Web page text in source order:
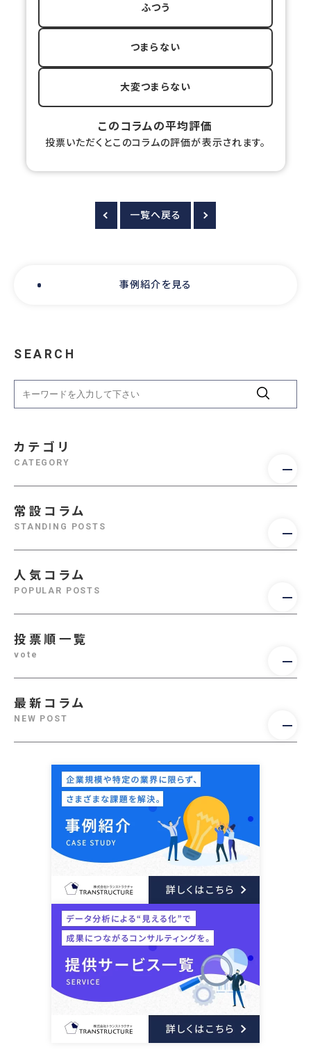
このコラムの平均評価
投票いただくとこのコラムの評価が表示されます。
ふつう
つまらない
大変つまらない
一覧へ戻る
事例紹介を見る
SEARCH
カテゴリ
CATEGORY
常設コラム
STANDING POSTS
人気コラム
POPULAR POSTS
投票順一覧
vote
最新コラム
NEW POST